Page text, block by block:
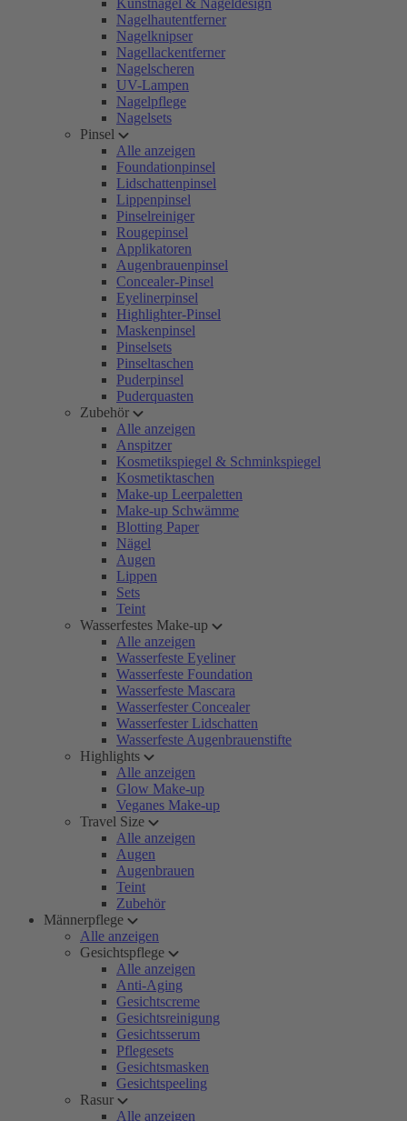
Kunstnägel & Nageldesign
Nagelhautentferner
Nagelknipser
Nagellackentferner
Nagelscheren
UV-Lampen
Nagelpflege
Nagelsets
Pinsel
Alle anzeigen
Foundationpinsel
Lidschattenpinsel
Lippenpinsel
Pinselreiniger
Rougepinsel
Applikatoren
Augenbrauenpinsel
Concealer-Pinsel
Eyelinerpinsel
Highlighter-Pinsel
Maskenpinsel
Pinselsets
Pinseltaschen
Puderpinsel
Puderquasten
Zubehör
Alle anzeigen
Anspitzer
Kosmetikspiegel & Schminkspiegel
Kosmetiktaschen
Make-up Leerpaletten
Make-up Schwämme
Blotting Paper
Nägel
Augen
Lippen
Sets
Teint
Wasserfestes Make-up
Alle anzeigen
Wasserfeste Eyeliner
Wasserfeste Foundation
Wasserfeste Mascara
Wasserfester Concealer
Wasserfester Lidschatten
Wasserfeste Augenbrauenstifte
Highlights
Alle anzeigen
Glow Make-up
Veganes Make-up
Travel Size
Alle anzeigen
Augen
Augenbrauen
Teint
Zubehör
Männerpflege
Alle anzeigen
Gesichtspflege
Alle anzeigen
Anti-Aging
Gesichtscreme
Gesichtsreinigung
Gesichtsserum
Pflegesets
Gesichtsmasken
Gesichtspeeling
Rasur
Alle anzeigen